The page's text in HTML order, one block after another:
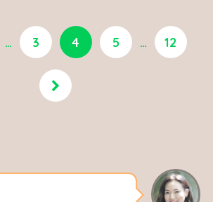
… 3 4 5 … 12